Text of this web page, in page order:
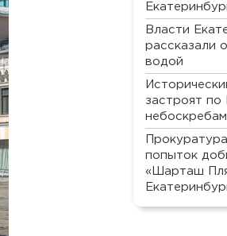
Власти
рассказали
водой
застроят по
попыток
«Шарташ